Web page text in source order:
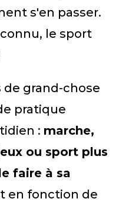
s'en passer.
le sport
de grand-chose
pratique
: marche,
ou sport plus
faire à sa
en fonction de